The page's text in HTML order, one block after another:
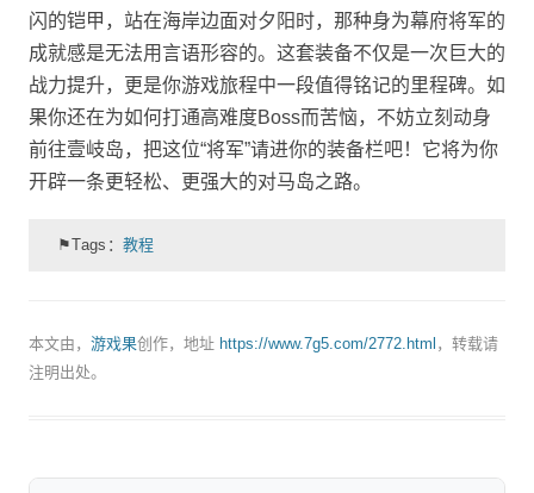
闪的铠甲，站在海岸边面对夕阳时，那种身为幕府将军的
成就感是无法用言语形容的。这套装备不仅是一次巨大的
战力提升，更是你游戏旅程中一段值得铭记的里程碑。如
果你还在为如何打通高难度Boss而苦恼，不妨立刻动身
前往壹岐岛，把这位“将军”请进你的装备栏吧！它将为你
开辟一条更轻松、更强大的对马岛之路。
⚑Tags：教程
本文由， 游戏果创作，地址 https://www.7g5.com/2772.html ，转载请
注明出处。